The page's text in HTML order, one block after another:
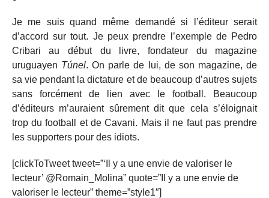
Je me suis quand même demandé si l’éditeur serait
d’accord sur tout. Je peux prendre l’exemple de Pedro
Cribari au début du livre, fondateur du magazine
uruguayen Túnel. On parle de lui, de son magazine, de
sa vie pendant la dictature et de beaucoup d’autres sujets
sans forcément de lien avec le football. Beaucoup
d’éditeurs m’auraient sûrement dit que cela s’éloignait
trop du football et de Cavani. Mais il ne faut pas prendre
les supporters pour des idiots.
[clickToTweet tweet=”‘Il y a une envie de valoriser le
lecteur’ @Romain_Molina” quote=”Il y a une envie de
valoriser le lecteur” theme=”style1″]